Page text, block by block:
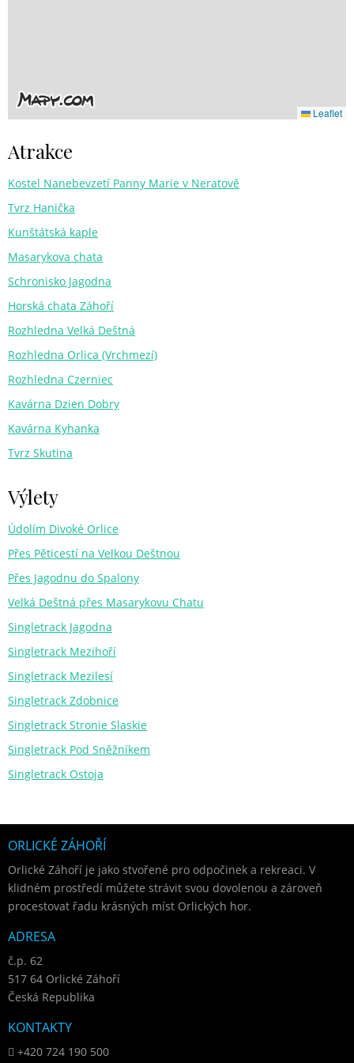
Leaflet
Atrakce
Kostel Nanebevzetí Panny Marie v Neratově
Tvrz Hanička
Kunštátská kaple
Masarykova chata
Schronisko Jagodna
Horská chata Záhoří
Rozhledna Velká Deštná
Rozhledna Orlica (Vrchmezí)
Rozhledna Czerniec
Kavárna Dzien Dobry
Kavárna Kyhanka
Tvrz Skutina
Výlety
Údolím Divoké Orlice
Přes Pěticestí na Velkou Deštnou
Přes Jagodnu do Spalony
Velká Deštná přes Masarykovu Chatu
Singletrack Jagodna
Singletrack Mezihoří
Singletrack Mezilesí
Singletrack Zdobnice
Singletrack Stronie Slaskie
Singletrack Pod Sněžníkem
Singletrack Ostoja
ORLICKÉ ZÁHOŘÍ
Orlické Záhoří je jako stvořené pro odpočinek a rekreaci. V
klidném prostředí můžete strávit svou dovolenou a zároveň
procestovat řadu krásných míst Orlických hor.
ADRESA
č.p. 62
517 64 Orlické Záhoří
Česká Republika
KONTAKTY
+420 724 190 500